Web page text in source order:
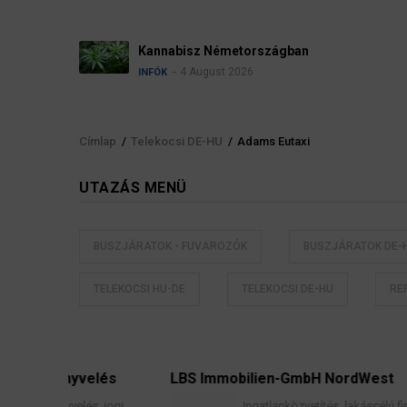
Névadási szabályok
Morzsa
Címlap / Telekocsi DE-HU / Adams Eutaxi
UTAZÁS MENÜ
LBS Immobilien-GmbH NordWest